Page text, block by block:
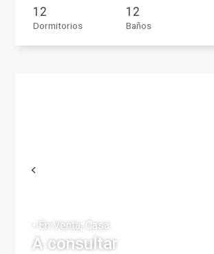
12
Dormitorios
12
Baños
• En Venta, Casa
A consultar